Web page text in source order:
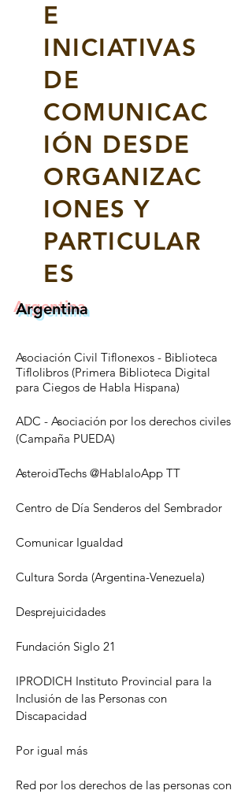
E
INICIATIVAS
DE
COMUNICAC
IÓN DESDE
ORGANIZAC
IONES Y
PARTICULAR
ES
Argentina
Asociación Civil Tiflonexos - Biblioteca
Tiflolibros (Primera Biblioteca Digital
para Ciegos de Habla Hispana)
ADC - Asociación por los derechos civiles
(Campaña PUEDA)
AsteroidTechs @HablaloApp TT
Centro de Día Senderos del Sembrador
Comunicar Igualdad
Cultura Sorda (Argentina-Venezuela)
Desprejuicidades
Fundación Siglo 21
IPRODICH Instituto Provincial para la
Inclusión de las Personas con
Discapacidad
Por igual más
Red por los derechos de las personas con